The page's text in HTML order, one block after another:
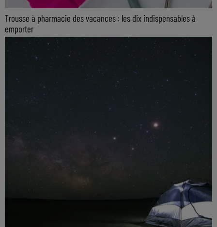
Trousse à pharmacie des vacances : les dix indispensables à
emporter